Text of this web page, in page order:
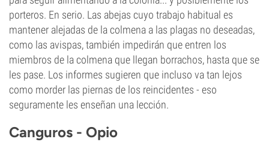
porteros. En serio. Las abejas cuyo trabajo habitual es
mantener alejadas de la colmena a las plagas no deseadas,
como las avispas, también impedirán que entren los
miembros de la colmena que llegan borrachos, hasta que se
les pase. Los informes sugieren que incluso va tan lejos
como morder las piernas de los reincidentes - eso
seguramente les enseñan una lección.
Canguros - Opio